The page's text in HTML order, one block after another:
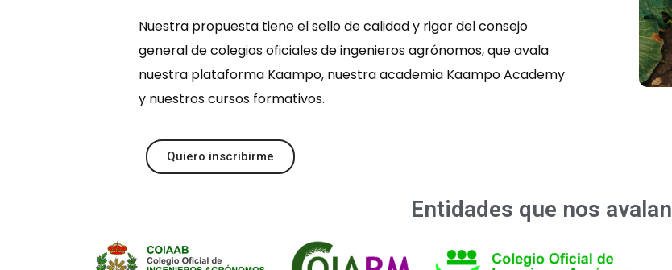
Nuestra propuesta tiene el sello de calidad y rigor del consejo
general de colegios oficiales de ingenieros agrónomos, que avala
nuestra plataforma Kaampo, nuestra academia Kaampo Academy
y nuestros cursos formativos.
Quiero inscribirme
Entidades que nos avalan